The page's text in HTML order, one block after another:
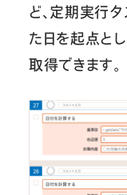
ど、定期実行
た日を起点と
取得できます。